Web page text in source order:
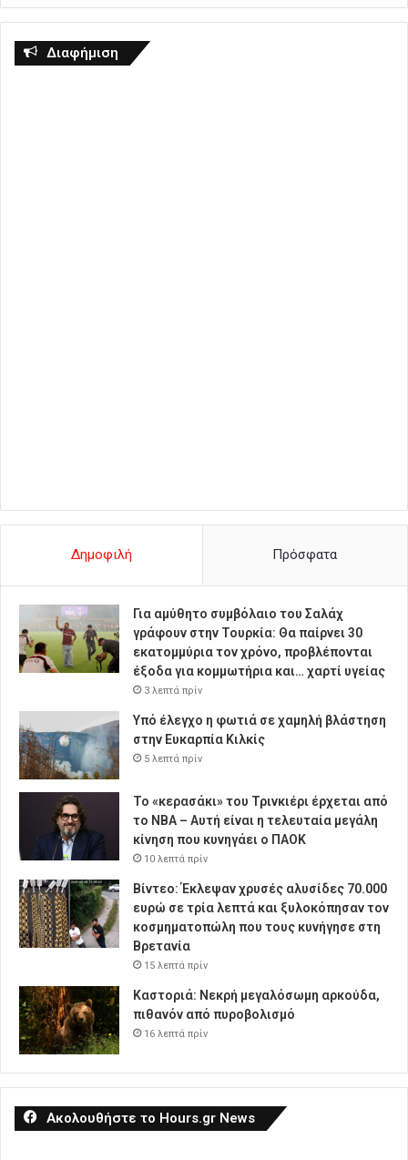
Διαφήμιση
Δημοφιλή Πρόσφατα
Για αμύθητο συμβόλαιο του Σαλάχ
γράφουν στην Τουρκία: Θα παίρνει 30
εκατομμύρια τον χρόνο, προβλέπονται
έξοδα για κομμωτήρια και… χαρτί υγείας
3 λεπτά πρίν
Υπό έλεγχο η φωτιά σε χαμηλή βλάστηση
στην Ευκαρπία Κιλκίς
5 λεπτά πρίν
Το «κερασάκι» του Τρινκιέρι έρχεται από
το NBA – Αυτή είναι η τελευταία μεγάλη
κίνηση που κυνηγάει ο ΠΑΟΚ
10 λεπτά πρίν
Βίντεο: Έκλεψαν χρυσές αλυσίδες 70.000
ευρώ σε τρία λεπτά και ξυλοκόπησαν τον
κοσμηματοπώλη που τους κυνήγησε στη
Βρετανία
15 λεπτά πρίν
Καστοριά: Νεκρή μεγαλόσωμη αρκούδα,
πιθανόν από πυροβολισμό
16 λεπτά πρίν
Ακολουθήστε το Hours.gr News